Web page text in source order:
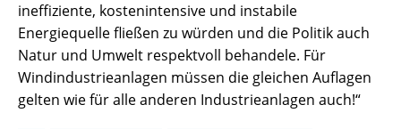
ineffiziente, kostenintensive und instabile
Energiequelle fließen zu würden und die Politik auch
Natur und Umwelt respektvoll behandele. Für
Windindustrieanlagen müssen die gleichen Auflagen
gelten wie für alle anderen Industrieanlagen auch!“